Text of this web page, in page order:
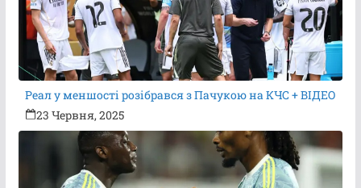
Реал у меншості розібрався з Пачукою на КЧС + ВІДЕО
23 Червня, 2025